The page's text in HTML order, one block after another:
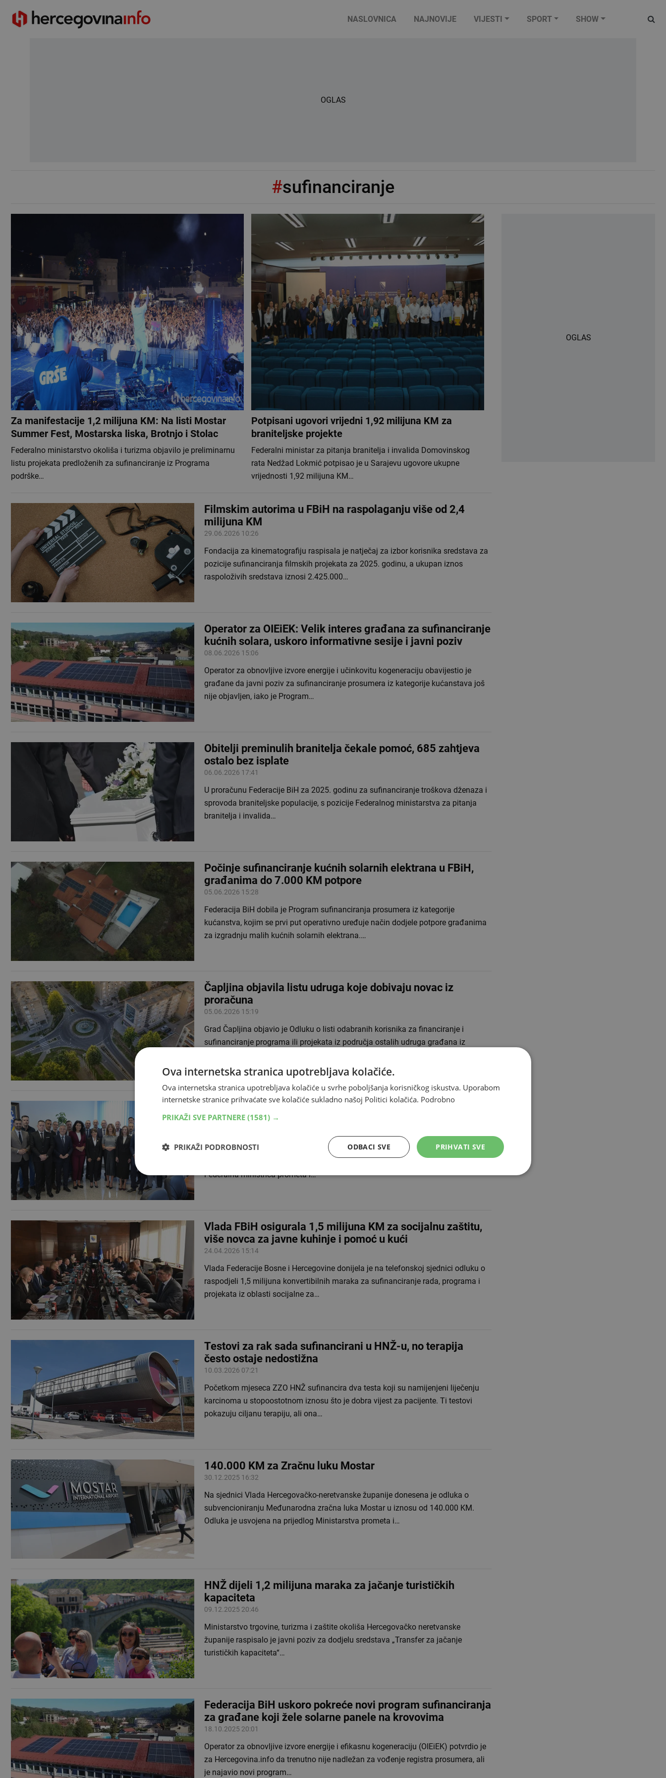
NASLOVNICA NAJNOVIJE VIJESTI SPORT SHOW
OGLAS
#sufinanciranje
Za manifestacije 1,2 milijuna KM: Na listi Mostar
Summer Fest, Mostarska liska, Brotnjo i Stolac
Federalno ministarstvo okoliša i turizma objavilo je preliminarnu
listu projekata predloženih za sufinanciranje iz Programa
podrške…
Potpisani ugovori vrijedni 1,92 milijuna KM za
braniteljske projekte
Federalni ministar za pitanja branitelja i invalida Domovinskog
rata Nedžad Lokmić potpisao je u Sarajevu ugovore ukupne
vrijednosti 1,92 milijuna KM…
Filmskim autorima u FBiH na raspolaganju više od 2,4
milijuna KM
29.06.2026 10:26
Fondacija za kinematografiju raspisala je natječaj za izbor korisnika sredstava za
pozicije sufinanciranja filmskih projekata za 2025. godinu, a ukupan iznos
raspoloživih sredstava iznosi 2.425.000…
Operator za OIEiEK: Velik interes građana za sufinanciranje
kućnih solara, uskoro informativne sesije i javni poziv
08.06.2026 15:06
Operator za obnovljive izvore energije i učinkovitu kogeneraciju obavijestio je
građane da javni poziv za sufinanciranje prosumera iz kategorije kućanstava još
nije objavljen, iako je Program…
Obitelji preminulih branitelja čekale pomoć, 685 zahtjeva
ostalo bez isplate
06.06.2026 17:41
U proračunu Federacije BiH za 2025. godinu za sufinanciranje troškova dženaza i
sprovoda braniteljske populacije, s pozicije Federalnog ministarstva za pitanja
branitelja i invalida…
Počinje sufinanciranje kućnih solarnih elektrana u FBiH,
građanima do 7.000 KM potpore
05.06.2026 15:28
Federacija BiH dobila je Program sufinanciranja prosumera iz kategorije
kućanstva, kojim se prvi put operativno uređuje način dodjele potpore građanima
za izgradnju malih kućnih solarnih elektrana.…
Čapljina objavila listu udruga koje dobivaju novac iz
proračuna
05.06.2026 15:19
Grad Čapljina objavio je Odluku o listi odabranih korisnika za financiranje i
sufinanciranje programa ili projekata iz područja ostalih udruga građana iz
Obnavlja se dionica Humi-Lišani kod Mostara, projekt
vrijedan 2,5 milijuna KM
Federalno ministarstvo prometa i komunikacija i Ministarstvo prometa i veza HNŽ-
Federalna ministrica prometa i…
Vlada FBiH osigurala 1,5 milijuna KM za socijalnu zaštitu,
više novca za javne kuhinje i pomoć u kući
24.04.2026 15:14
Vlada Federacije Bosne i Hercegovine donijela je na telefonskoj sjednici odluku o
raspodjeli 1,5 milijuna konvertibilnih maraka za sufinanciranje rada, programa i
projekata iz oblasti socijalne za…
Testovi za rak sada sufinancirani u HNŽ-u, no terapija
često ostaje nedostižna
10.03.2026 07:21
Početkom mjeseca ZZO HNŽ sufinancira dva testa koji su namijenjeni liječenju
karcinoma u stopoostotnom iznosu što je dobra vijest za pacijente. Ti testovi
pokazuju ciljanu terapiju, ali ona…
140.000 KM za Zračnu luku Mostar
30.12.2025 16:32
Na sjednici Vlada Hercegovačko-neretvanske županije donesena je odluka o
subvencioniranju Međunarodna zračna luka Mostar u iznosu od 140.000 KM.
Odluka je usvojena na prijedlog Ministarstva prometa i…
HNŽ dijeli 1,2 milijuna maraka za jačanje turističkih
kapaciteta
09.12.2025 20:46
Ministarstvo trgovine, turizma i zaštite okoliša Hercegovačko neretvanske
županije raspisalo je javni poziv za dodjelu sredstava „Transfer za jačanje
turističkih kapaciteta“…
Federacija BiH uskoro pokreće novi program sufinanciranja
za građane koji žele solarne panele na krovovima
18.10.2025 20:01
Operator za obnovljive izvore energije i efikasnu kogeneraciju (OIEiEK) potvrdio je
za Hercegovina.info da trenutno nije nadležan za vođenje registra prosumera, ali
je najavio novi program…
OGLAS
Ova internetska stranica upotrebljava kolačiće.
Ova internetska stranica upotrebljava kolačiće u svrhe poboljšanja korisničkog iskustva. Uporabom
internetske stranice prihvaćate sve kolačiće sukladno našoj Politici kolačića. Podrobno
PRIKAŽI SVE PARTNERE (1581) →
PRIHVATI SVE
ODBACI SVE
PRIKAŽI PODROBNOSTI